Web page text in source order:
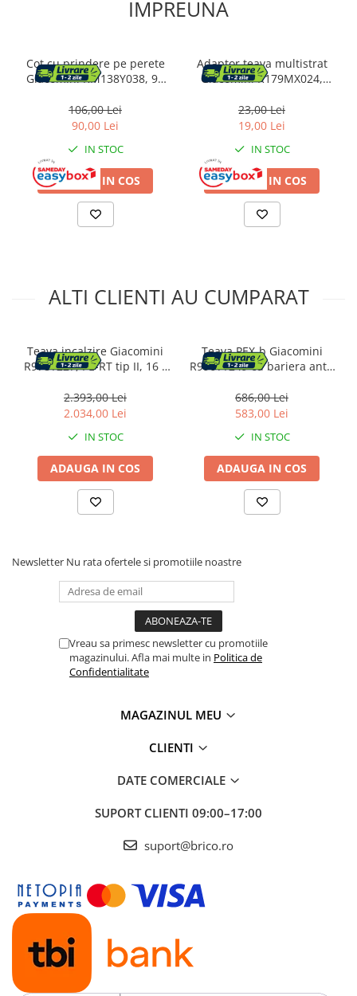
IMPREUNA
Cot cu prindere pe perete
Giacomini RM138Y038, 90
doua racorduri prin presare
20x2
106,00 Lei
90,00 Lei
IN STOC
ADAUGA IN COS
Adaptor teava multistrat
Giacomini R179MX024,
23,00 Lei
19,00 Lei
IN STOC
ADAUGA IN COS
ALTI CLIENTI AU CUMPARAT
Teava incalzire Giacomini
R978Y227, PE-RT tip II, 16 x
EVOH, 5straturi, rosu, colac
600 m
2.393,00 Lei
2.034,00 Lei
IN STOC
ADAUGA IN COS
Teava PEX-b Giacomini
R996TY249 cu bariera anti-
100 m, pentru incalzire prin
pardoseala si sisteme de
686,00 Lei
583,00 Lei
IN STOC
ADAUGA IN COS
Newsletter Nu rata ofertele si promotiile noastre
Vreau sa primesc newsletter cu promotiile
magazinului. Afla mai multe in Politica de
Confidentialitate
MAGAZINUL MEU
CLIENTI
DATE COMERCIALE
SUPORT CLIENTI 09:00–17:00
suport@brico.ro